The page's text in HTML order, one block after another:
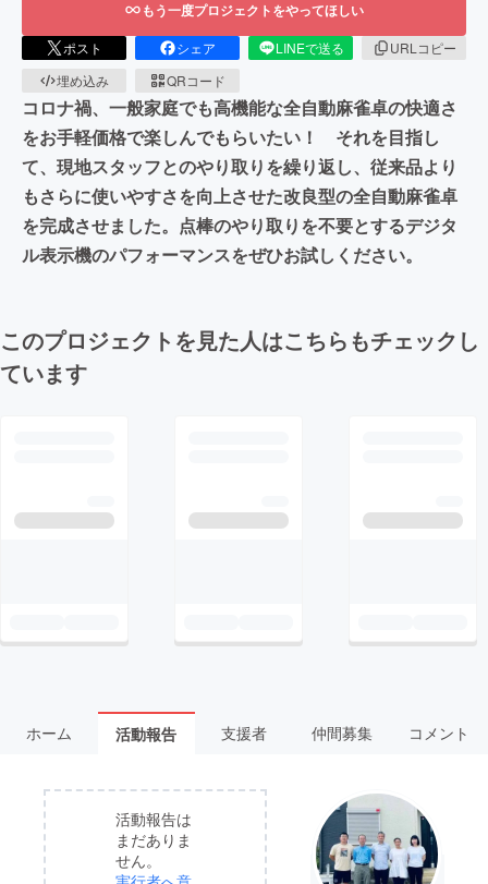
もう一度プロジェクトをやってほしい
ポスト シェア LINEで送る
URLコピー
埋め込み
QRコード
コロナ禍、一般家庭でも高機能な全自動麻雀卓の快適さ
をお手軽価格で楽しんでもらいたい！ それを目指し
て、現地スタッフとのやり取りを繰り返し、従来品より
もさらに使いやすさを向上させた改良型の全自動麻雀卓
を完成させました。点棒のやり取りを不要とするデジタ
ル表示機のパフォーマンスをぜひお試しください。
このプロジェクトを見た人はこちらもチェックし
ています
ホーム 活動報告 支援者 仲間募集 コメント
活動報告は
まだありま
せん。